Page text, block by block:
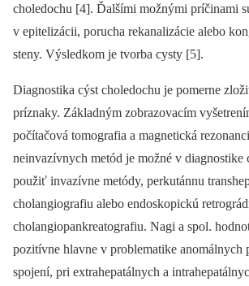
choledochu [4]. Ďalšími možnými príčinami
v epitelizácii, porucha rekanalizácie alebo
steny. Výsledkom je tvorba cysty [5].
Diagnostika cýst choledochu je pomerne
príznaky. Základným zobrazovacím
počítačová tomografia a magnetická
neinvazívnych metód je možné v diagnostike
použiť invazívne metódy, perkutánnu
cholangiografiu alebo endoskopickú
cholangiopankreatografiu. Nagi a spol.
pozitívne hlavne v problematike anomálnych
spojení, pri extrahepatálnych a